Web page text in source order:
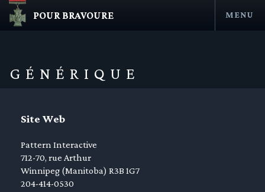
submenu
POUR BRAVOURE MENU
GÉNÉRIQUE
Site Web
Pattern Interactive
712-70, rue Arthur
Winnipeg (Manitoba) R3B 1G7
204-414-0530